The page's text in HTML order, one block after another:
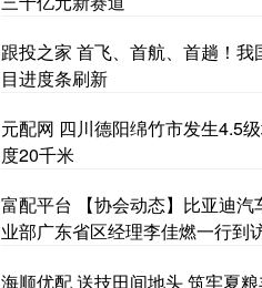
跟投之家 首飞、首航、首趟！我
目进度条刷新
元配网 四川德阳绵竹市发生4.5
度20千米
富配平台 【协会动态】比亚迪汽
业部广东省区经理李佳燃一行到
海顺优配 送技田间地头 筑牢夏